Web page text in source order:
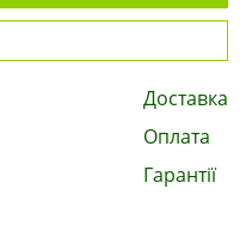
Доставка
Оплата
Гарантії